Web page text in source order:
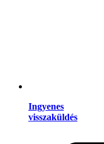
Ingyenes
visszaküldés